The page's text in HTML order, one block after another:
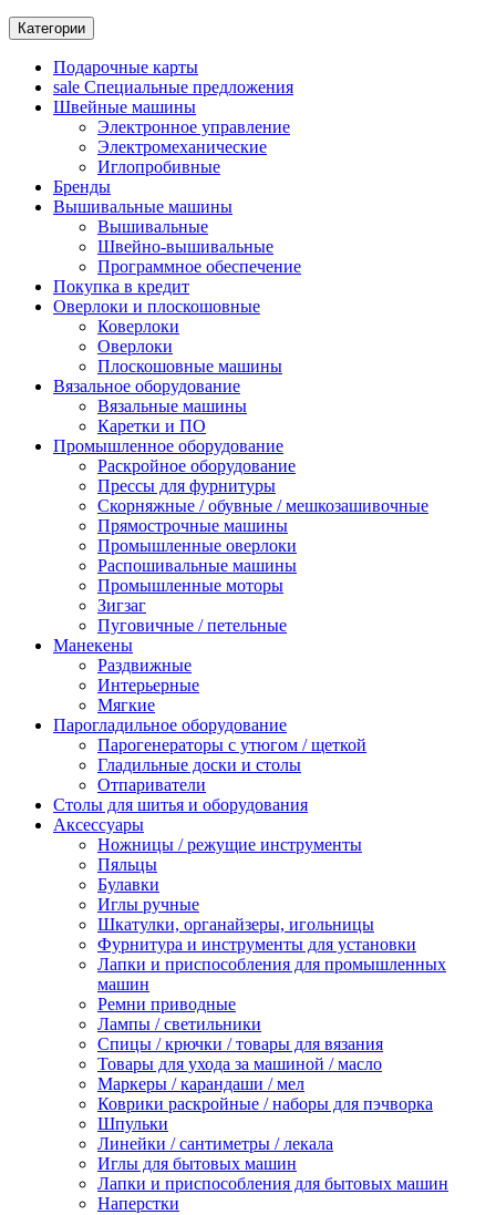
Категории
Подарочные карты
sale Специальные предложения
Швейные машины
Электронное управление
Электромеханические
Иглопробивные
Бренды
Вышивальные машины
Вышивальные
Швейно-вышивальные
Программное обеспечение
Покупка в кредит
Оверлоки и плоскошовные
Коверлоки
Оверлоки
Плоскошовные машины
Вязальное оборудование
Вязальные машины
Каретки и ПО
Промышленное оборудование
Раскройное оборудование
Прессы для фурнитуры
Скорняжные / обувные / мешкозашивочные
Прямострочные машины
Промышленные оверлоки
Распошивальные машины
Промышленные моторы
Зигзаг
Пуговичные / петельные
Манекены
Раздвижные
Интерьерные
Мягкие
Парогладильное оборудование
Парогенераторы с утюгом / щеткой
Гладильные доски и столы
Отпариватели
Столы для шитья и оборудования
Аксессуары
Ножницы / режущие инструменты
Пяльцы
Булавки
Иглы ручные
Шкатулки, органайзеры, игольницы
Фурнитура и инструменты для установки
Лапки и приспособления для промышленных
машин
Ремни приводные
Лампы / светильники
Спицы / крючки / товары для вязания
Товары для ухода за машиной / масло
Маркеры / карандаши / мел
Коврики раскройные / наборы для пэчворка
Шпульки
Линейки / сантиметры / лекала
Иглы для бытовых машин
Лапки и приспособления для бытовых машин
Наперстки